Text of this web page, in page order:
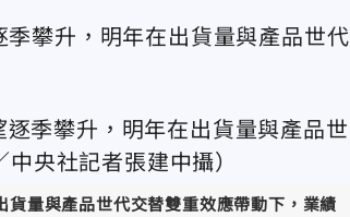
攀升，明年在出貨量與產品世代
量與產品世代交替雙重效應帶動下，業績